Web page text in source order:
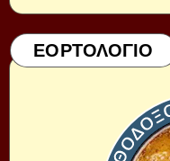
ΕΟΡΤΟΛΟΓΙΟ